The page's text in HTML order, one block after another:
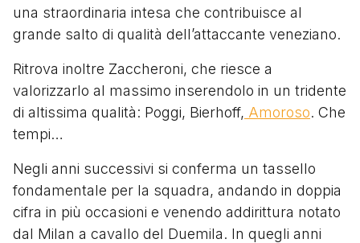
una straordinaria intesa che contribuisce al
grande salto di qualità dell’attaccante veneziano.
Ritrova inoltre Zaccheroni, che riesce a
valorizzarlo al massimo inserendolo in un tridente
di altissima qualità: Poggi, Bierhoff, Amoroso. Che
tempi…
Negli anni successivi si conferma un tassello
fondamentale per la squadra, andando in doppia
cifra in più occasioni e venendo addirittura notato
dal Milan a cavallo del Duemila. In quegli anni